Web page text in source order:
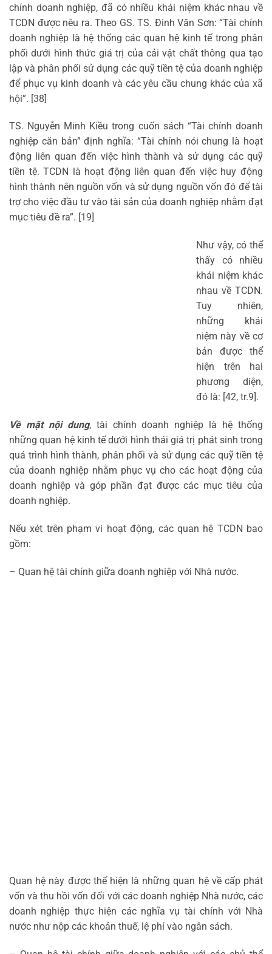
chính doanh nghiệp, đã có nhiều khái niệm khác nhau về
TCDN được nêu ra. Theo GS. TS. Đinh Văn Sơn: “Tài chính
doanh nghiệp là hệ thống các quan hệ kinh tế trong phân
phối dưới hình thức giá trị của cải vật chất thông qua tạo
lập và phân phối sử dụng các quỹ tiền tệ của doanh nghiệp
để phục vụ kinh doanh và các yêu cầu chung khác của xã
hội”. [38]
TS. Nguyễn Minh Kiều trong cuốn sách “Tài chính doanh
nghiệp căn bản” định nghĩa: “Tài chính nói chung là hoạt
động liên quan đến việc hình thành và sử dụng các quỹ
tiền tệ. TCDN là hoạt động liên quan đến việc huy động
hình thành nên nguồn vốn và sử dụng nguồn vốn đó để tài
trợ cho việc đầu tư vào tài sản của doanh nghiệp nhằm đạt
mục tiêu đề ra”. [19]
Như vậy, có thể
thấy có nhiều
khái niệm khác
nhau về TCDN.
Tuy nhiên,
những khái
niệm này về cơ
bản được thể
hiện trên hai
phương diện,
đó là: [42, tr.9].
Về mặt nội dung, tài chính doanh nghiệp là hệ thống
những quan hệ kinh tế dưới hình thái giá trị phát sinh trong
quá trình hình thành, phân phối và sử dụng các quỹ tiền tệ
của doanh nghiệp nhằm phục vụ cho các hoạt động của
doanh nghiệp và góp phần đạt được các mục tiêu của
doanh nghiệp.
Nếu xét trên phạm vi hoạt động, các quan hệ TCDN bao
gồm:
– Quan hệ tài chính giữa doanh nghiệp với Nhà nước.
Quan hệ này được thể hiện là những quan hệ về cấp phát
vốn và thu hồi vốn đối với các doanh nghiệp Nhà nước, các
doanh nghiệp thực hiện các nghĩa vụ tài chính với Nhà
nước như nộp các khoản thuế, lệ phí vào ngân sách.